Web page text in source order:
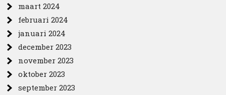
maart 2024
februari 2024
januari 2024
december 2023
november 2023
oktober 2023
september 2023